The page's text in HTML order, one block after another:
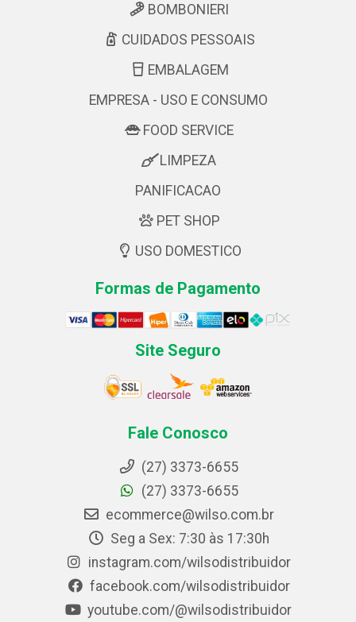
BOMBONIERI
CUIDADOS PESSOAIS
EMBALAGEM
EMPRESA - USO E CONSUMO
FOOD SERVICE
LIMPEZA
PANIFICACAO
PET SHOP
USO DOMESTICO
Formas de Pagamento
Site Seguro
Fale Conosco
(27) 3373-6655
(27) 3373-6655
ecommerce@wilso.com.br
Seg a Sex: 7:30 às 17:30h
instagram.com/wilsodistribuidor
facebook.com/wilsodistribuidor
youtube.com/@wilsodistribuidor